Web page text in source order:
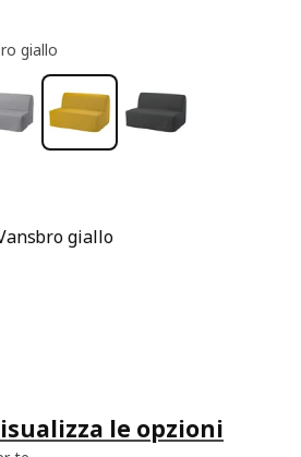
giallo
4.3 di 5 stelle. Recensioni totali: 12
giallo
le opzioni